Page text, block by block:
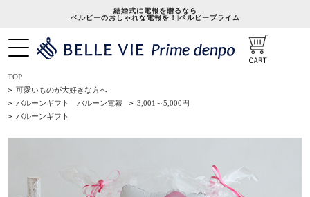
結婚式に電報を贈るなら
ベルビーのおしゃれな電報を！|ベルビープライム
TOP
> 可愛いものが大好きな方へ
> バルーンギフト バルーン電報 > 3,001～5,000円
> バルーンギフト